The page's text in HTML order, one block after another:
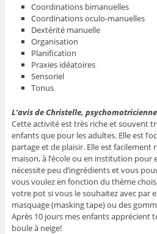
Coordinations bimanuelles
Coordinations oculo-manuelles
Dextérité manuelle
Organisation
Planification
Praxies idéatoires
Sensoriel
Tonus
L’avis de Christelle,
Cette activité est très riche et souvent
enfants que pour les adultes. Elle est
partage et de plaisir. Elle est facilement
maison, à l’école ou en institution pour
nécessite peu d’ingrédients et vous
vous voulez en fonction du thème
votre pot si vous le souhaitez avec par
masquage (masking tape) ou des
Après 10 jours mes enfants apprécient
boule à neige!